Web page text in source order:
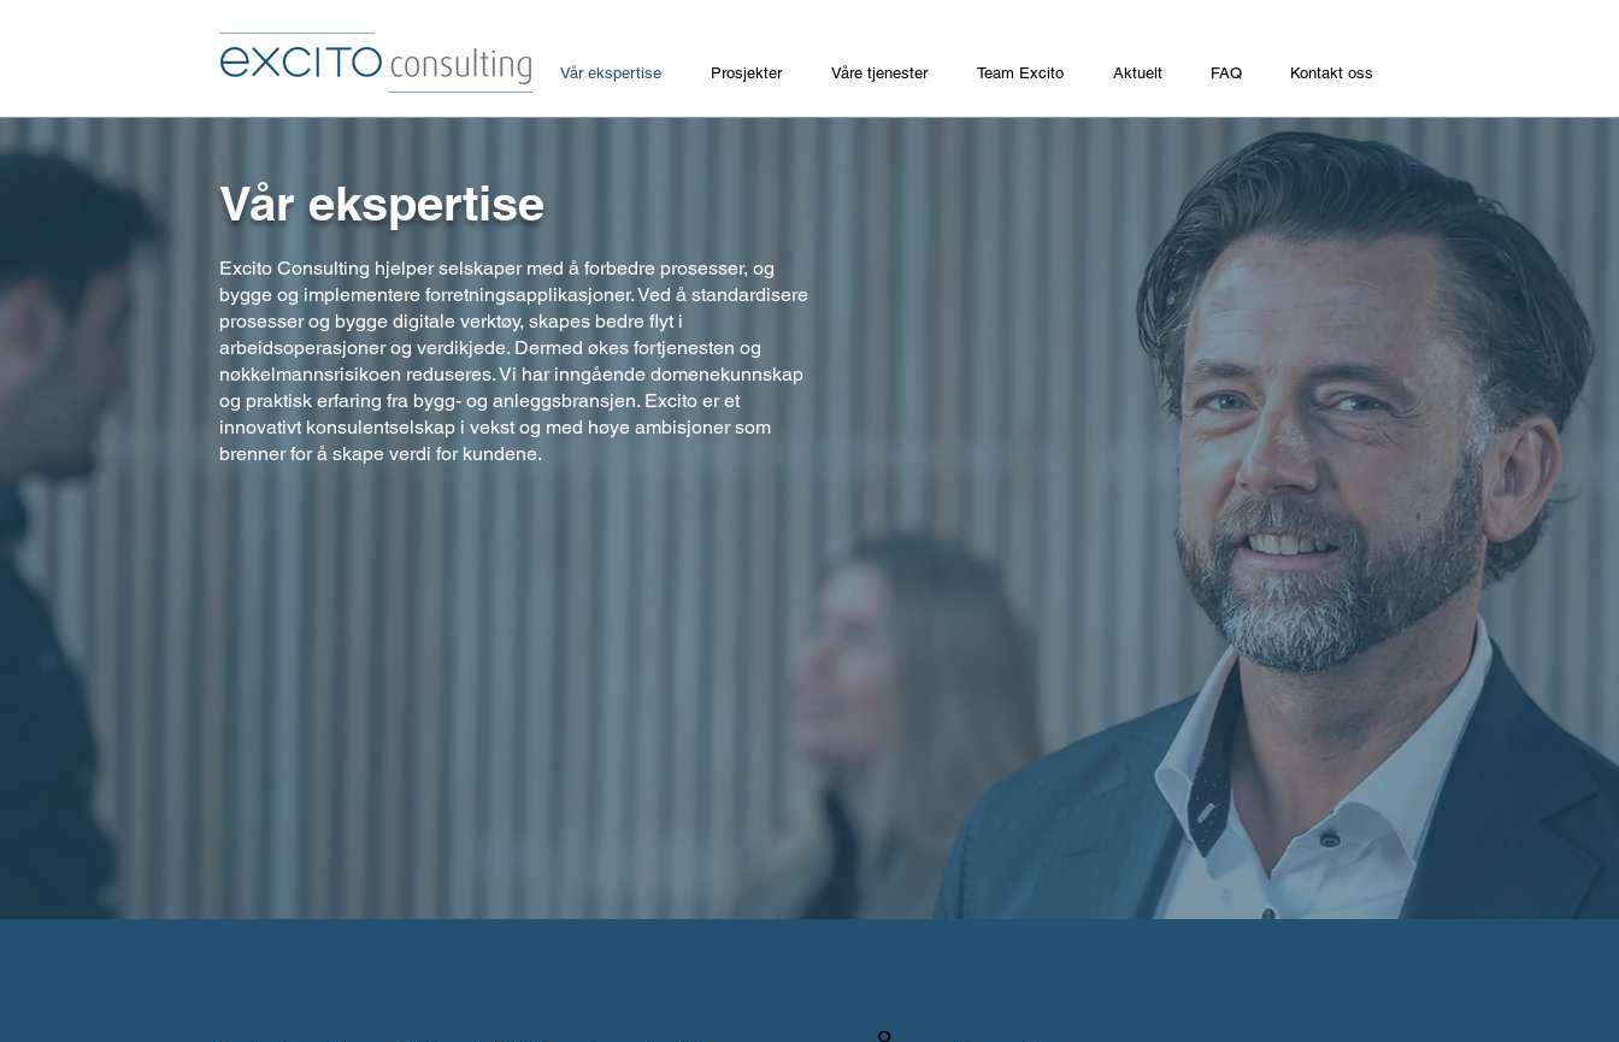
Vår ekspertise Prosjekter Våre tjenester Team Excito Aktuelt FAQ Kontakt oss
Vår ekspertise
Excito Consulting hjelper selskaper med å forbedre prosesser, og
bygge og implementere forretningsapplikasjoner. Ved å standardisere
prosesser og bygge digitale verktøy, skapes bedre flyt i
arbeidsoperasjoner og verdikjede. Dermed økes fortjenesten og
nøkkelmannsrisikoen reduseres. Vi har inngående domenekunnskap
og praktisk erfaring fra bygg- og anleggsbransjen. Excito er et
innovativt konsulentselskap i vekst og med høye ambisjoner som
brenner for å skape verdi for kundene.